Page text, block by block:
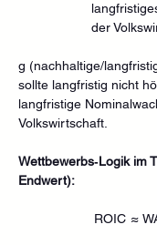
der
g (nachhaltige/
sollte langfristig nicht
langfristige
Volkswirtschaft.
Wettbewerbs‑Logik im
Endwert):
ROIC  ≈